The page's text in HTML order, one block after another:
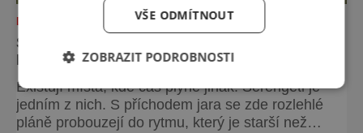
DOVOLENÁ V ZAHRANIČÍ
SERENGETI NA JAŘE: KDYŽ SE KRAJINA
NADECHNE ŽIVOTA
Existují místa, kde čas plyne jinak. Serengeti je
jedním z nich. S příchodem jara se zde rozlehlé
pláně probouzejí do rytmu, který je starší než
VŠE ODMÍTNOUT
ZOBRAZIT PODROBNOSTI